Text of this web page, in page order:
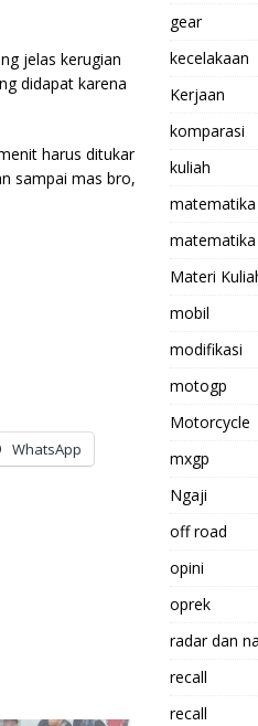
jelas kerugian
didapat karena
harus ditukar
sampai mas bro,
WhatsApp
gear
kecelakaan
Kerjaan
komparasi
kuliah
Materi
mobil
modifikasi
motogp
Motorcycle
mxgp
Ngaji
off road
opini
oprek
radar dan
recall
recall